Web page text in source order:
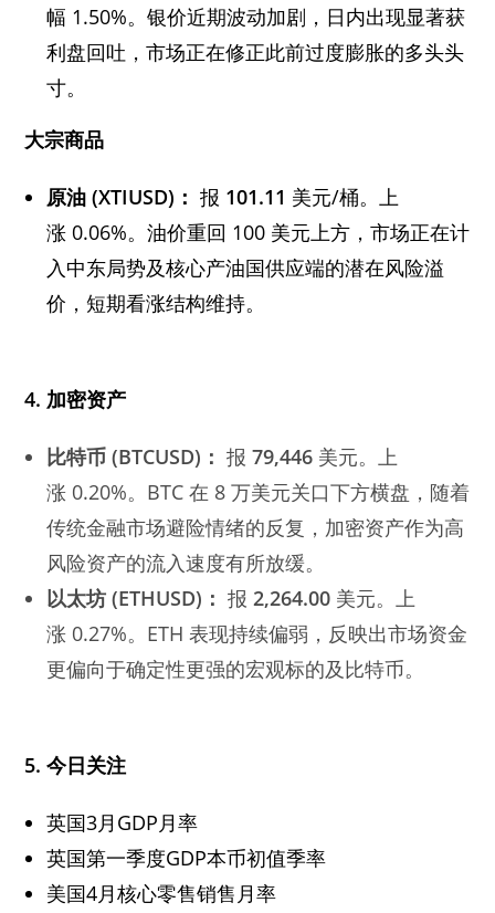
幅 1.50%。银价近期波动加剧，日内出现显著获
利盘回吐，市场正在修正此前过度膨胀的多头头
寸。
大宗商品
原油 (XTIUSD)： 报 101.11 美元/桶。上
涨 0.06%。油价重回 100 美元上方，市场正在计
入中东局势及核心产油国供应端的潜在风险溢
价，短期看涨结构维持。
4. 加密资产
比特币 (BTCUSD)： 报79,446 美元。上
涨 0.20%。BTC 在 8 万美元关口下方横盘，随着
传统金融市场避险情绪的反复，加密资产作为高
风险资产的流入速度有所放缓。
以太坊 (ETHUSD)： 报2,264.00 美元。上
涨 0.27%。ETH 表现持续偏弱，反映出市场资金
更偏向于确定性更强的宏观标的及比特币。
5.今日关注
英国3月GDP月率
英国第一季度GDP本币初值季率
美国4月核心零售销售月率